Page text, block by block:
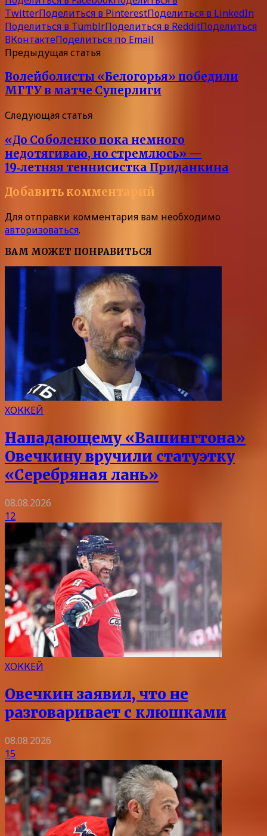
TwitterПоделиться в PinterestПоделиться в LinkedIn
Поделиться в TumblrПоделиться в RedditПоделиться
ВКонтактеПоделиться по Email
Предыдущая статья
Волейболисты «Белогорья» победили
МГТУ в матче Суперлиги
Следующая статья
«До Соболенко пока немного
недотягиваю, но стремлюсь» —
19‑летняя теннисистка Приданкина
Добавить комментарий
Для отправки комментария вам необходимо
авторизоваться.
ВАМ МОЖЕТ ПОНРАВИТЬСЯ
ХОККЕЙ
Нападающему «Вашингтона»
Овечкину вручили статуэтку
«Серебряная лань»
08.08.2026
12
ХОККЕЙ
Овечкин заявил, что не
разговаривает с клюшками
08.08.2026
15